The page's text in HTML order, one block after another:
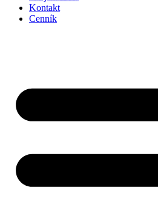
Kontakt
Cenník